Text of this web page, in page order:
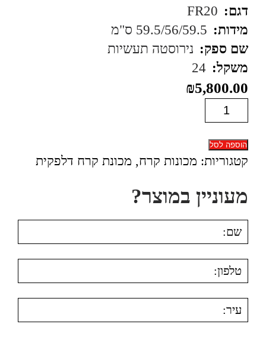
דגם: FR20
מידות: 59.5/56/59.5 ס"מ
שם ספק: נירוסטה תעשיות
משקל: 24
₪5,800.00
כמות
של
מכונת
קרח
אין
הוספה לסל
קטגוריות: מכונות קרח, מכונת קרח דלפקית​
מעוניין במוצר?